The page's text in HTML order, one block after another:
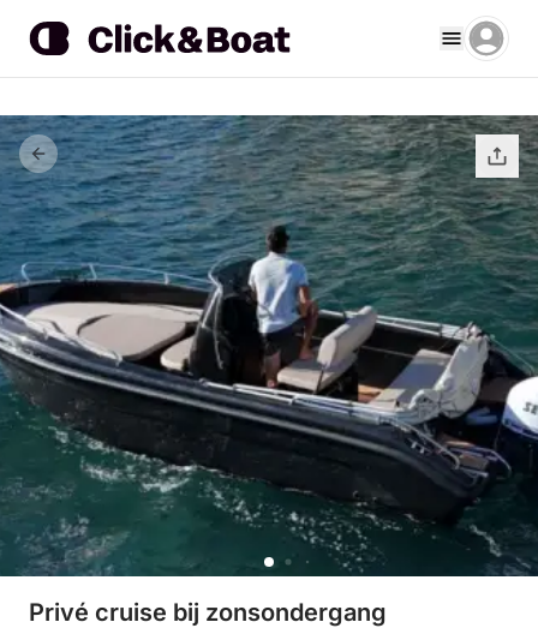
Privé cruise bij zonsondergang